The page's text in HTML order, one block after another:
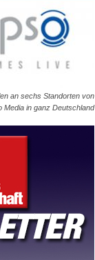
an sechs Standorten von
Media in ganz Deutschland